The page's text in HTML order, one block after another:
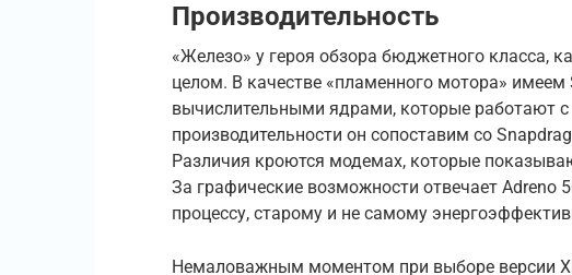
Производительность
«Железо» у героя обзора бюджетного класса,
целом. В качестве «пламенного мотора»
вычислительными ядрами, которые работают с
производительности он сопоставим со
Различия кроются модемах, которые
За графические возможности отвечает Adreno
процессу, старому и не самому
Немаловажным моментом при выборе версии